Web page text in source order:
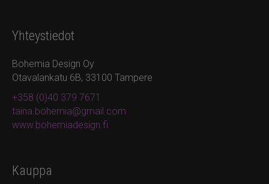
Yhteystiedot
Bohemia Design Oy
Otavalankatu 6B, 33100 Tampere
+358 (0)40 379 7671
taina.bohemia@gmail.com
www.bohemiadesign.fi
Kauppa